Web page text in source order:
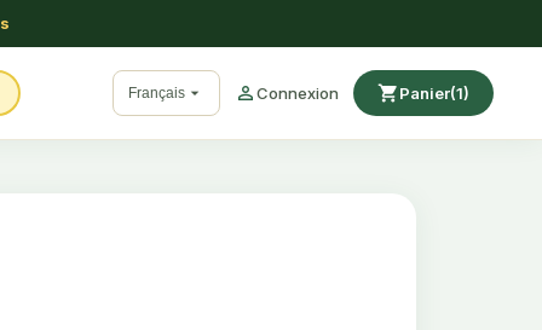
Français  Connexion shopping_cartPanier(1)